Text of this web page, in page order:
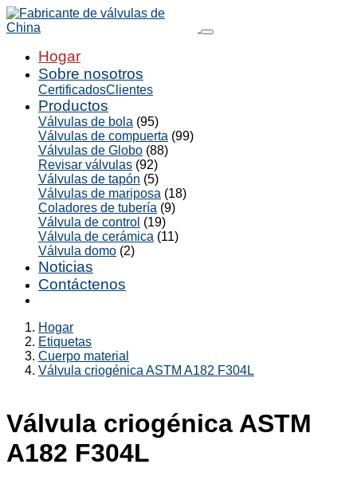
Hogar
Sobre nosotros
CertificadosClientes
Productos
Válvulas de bola (95)
Válvulas de compuerta (99)
Válvulas de Globo (88)
Revisar válvulas (92)
Válvulas de tapón (5)
Válvulas de mariposa (18)
Coladores de tubería (9)
Válvula de control (19)
Válvula de cerámica (11)
Válvula domo (2)
Noticias
Contáctenos
Hogar
Etiquetas
Cuerpo material
Válvula criogénica ASTM A182 F304L
Válvula criogénica ASTM
A182 F304L